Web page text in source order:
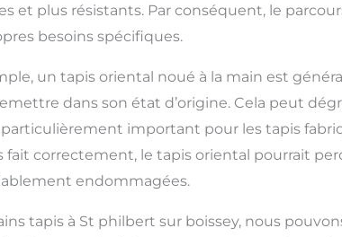
et plus résistants. Par conséquent, le
besoins spécifiques.
un tapis oriental noué à la main est
dans son état d’origine. Cela peut
important pour les tapis
fait correctement, le tapis oriental pourrait
endommagées.
tapis à St philbert sur boissey, nous